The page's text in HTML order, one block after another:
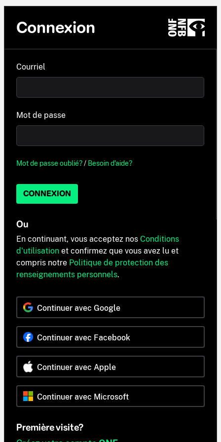
Connexion
Courriel
Mot de passe
Mot de passe oublié?/ Besoin d'aide?
CONNEXION
Ou
En continuant, vous acceptez nos Conditions
d'utilisation et confirmez que vous avez lu et
compris notre Politique de protection des
renseignements personnels.
Continuer avec Google
Continuer avec Facebook
Continuer avec Apple
Continuer avec Microsoft
Première visite?